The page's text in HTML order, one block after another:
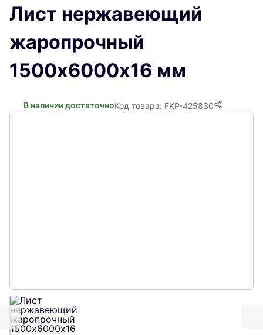
Лист нержавеющий
жаропрочный
1500х6000х16 мм
В наличии достаточноКод товара: FKP-425830